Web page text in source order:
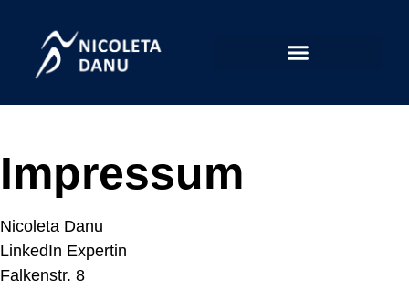
Impressum
Nicoleta Danu
LinkedIn Expertin
Falkenstr. 8